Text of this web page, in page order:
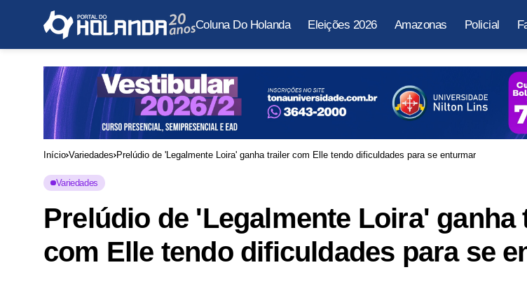
Coluna Do Holanda Eleições 2026 Amazonas Policial
Início Variedades Prelúdio de 'Legalmente Loira' ganha trailer com Elle tendo dificuldades para se enturmar
Variedades
Prelúdio de 'Legalmente Loira' ganha
com Elle tendo dificuldades para se